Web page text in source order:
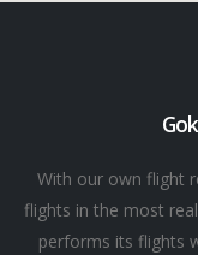
With our own flight
flights in the most
performs its flights